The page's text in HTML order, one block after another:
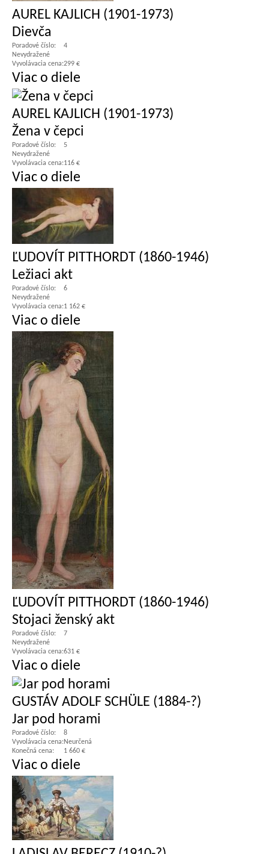
AUREL KAJLICH (1901-1973)
Dievča
Poradové číslo:
4
Nevydražené
Vyvolávacia cena:299 €
Viac o diele
AUREL KAJLICH (1901-1973)
Žena v čepci
Poradové číslo:
5
Nevydražené
Vyvolávacia cena:116 €
Viac o diele
ĽUDOVÍT PITTHORDT (1860-1946)
Ležiaci akt
Poradové číslo:
6
Nevydražené
Vyvolávacia cena:1 162 €
Viac o diele
ĽUDOVÍT PITTHORDT (1860-1946)
Stojaci ženský akt
Poradové číslo:
7
Nevydražené
Vyvolávacia cena:631 €
Viac o diele
GUSTÁV ADOLF SCHÜLE (1884-?)
Jar pod horami
Poradové číslo:
8
Vyvolávacia cena:Neurčená
Konečná cena:
1 660 €
Viac o diele